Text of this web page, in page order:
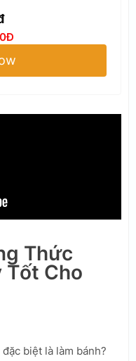
Thức
Tốt Cho
biệt là làm bánh?